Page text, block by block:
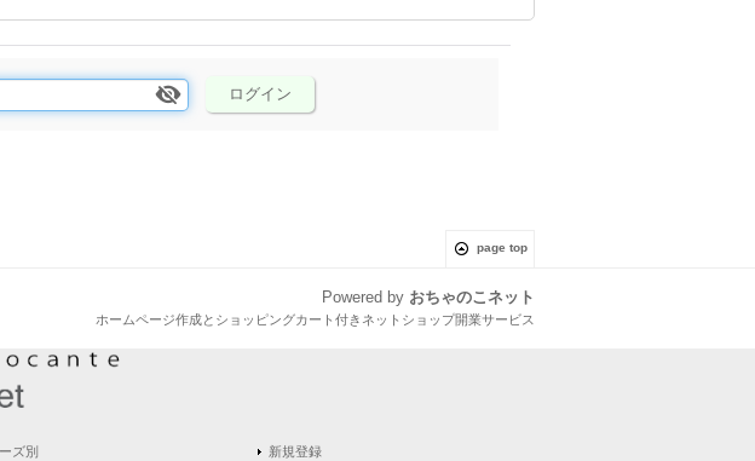
page top
Powered by おちゃのこネット
ホームページ作成とショッピングカート付きネットショップ開業サービス
ズ別 新規登録